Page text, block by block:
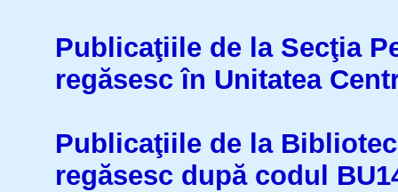
Publicaţiile de la Secţia
regăsesc în Unitatea
Publicaţiile de la
regăsesc după codul